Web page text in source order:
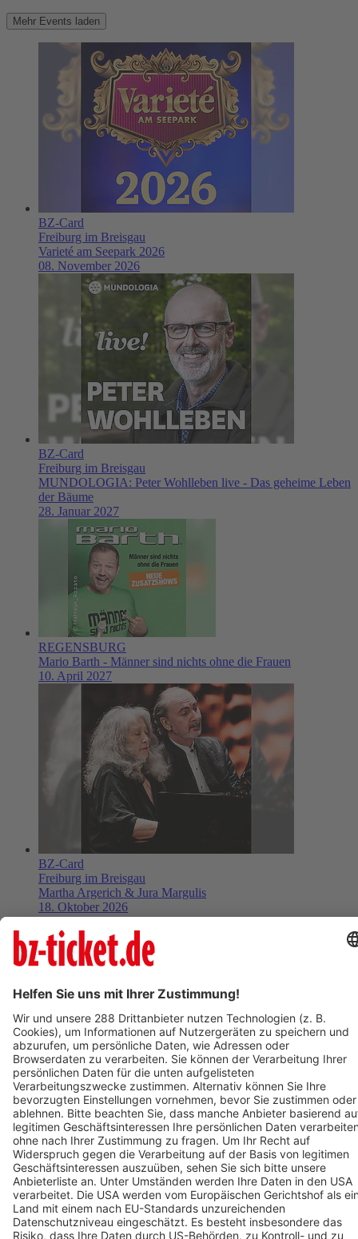
Mehr Events laden
BZ-Card
Freiburg im Breisgau
Varieté am Seepark 2026
08. November 2026
BZ-Card
Freiburg im Breisgau
MUNDOLOGIA: Peter Wohlleben live - Das geheime Leben
der Bäume
28. Januar 2027
REGENSBURG
Mario Barth - Männer sind nichts ohne die Frauen
10. April 2027
BZ-Card
Freiburg im Breisgau
Martha Argerich & Jura Margulis
18. Oktober 2026
Termin eintragen